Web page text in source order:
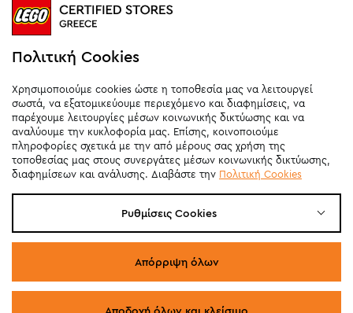
Καθημερινά10:00-21:00
Σάββατο09:00
Κυριακή 11:00-20:00 (έως 25/10)
orders@legostoregreece.gr
Αρ.Γ.Ε.ΜΗ: 084878102000
Πολιτική Cookies
Χρησιμοποιούμε cookies ώστε η τοποθεσία μας να λειτουργεί
σωστά, να εξατομικεύουμε περιεχόμενο και διαφημίσεις, να
παρέχουμε λειτουργίες μέσων κοινωνικής δικτύωσης και να
αναλύουμε την κυκλοφορία μας. Επίσης, κοινοποιούμε
πληροφορίες σχετικά με την από μέρους σας χρήση της
τοποθεσίας μας στους συνεργάτες μέσων κοινωνικής δικτύωσης,
διαφημίσεων και ανάλυσης. Διαβάστε την Πολιτική Cookies
Ρυθμίσεις Cookies
Απόρριψη όλων